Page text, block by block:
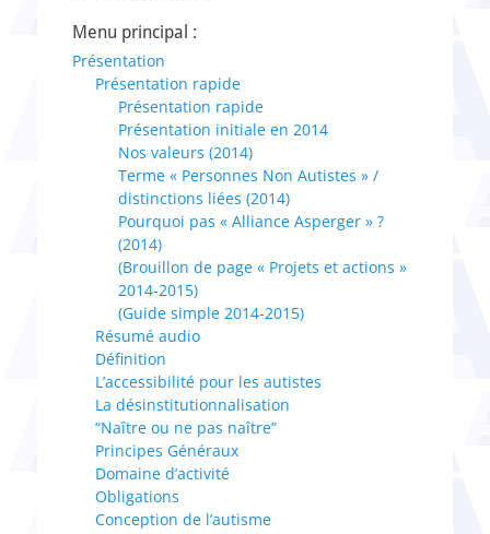
Menu principal :
Présentation
Présentation rapide
Présentation rapide
Présentation initiale en 2014
Nos valeurs (2014)
Terme « Personnes Non Autistes » /
distinctions liées (2014)
Pourquoi pas « Alliance Asperger » ?
(2014)
(Brouillon de page « Projets et actions »
2014-2015)
(Guide simple 2014-2015)
Résumé audio
Définition
L’accessibilité pour les autistes
La désinstitutionnalisation
“Naître ou ne pas naître”
Principes Généraux
Domaine d’activité
Obligations
Conception de l’autisme